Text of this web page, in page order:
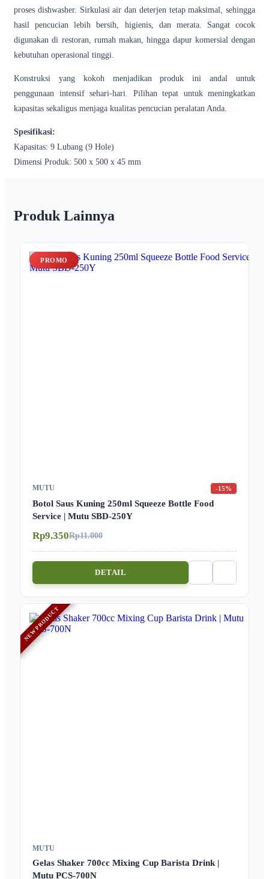
proses dishwasher. Sirkulasi air dan deterjen tetap maksimal, sehingga
hasil pencucian lebih bersih, higienis, dan merata. Sangat cocok
digunakan di restoran, rumah makan, hingga dapur komersial dengan
kebutuhan operasional tinggi.
Konstruksi yang kokoh menjadikan produk ini andal untuk
penggunaan intensif sehari-hari. Pilihan tepat untuk meningkatkan
kapasitas sekaligus menjaga kualitas pencucian peralatan Anda.
Spesifikasi:
Kapasitas: 9 Lubang (9 Hole)
Dimensi Produk: 500 x 500 x 45 mm
Produk Lainnya
PROMO
MUTU -15%
Botol Saus Kuning 250ml Squeeze Bottle Food
Service | Mutu SBD-250Y
Rp9.350Rp11.000
DETAIL
NEW PRODUCT
MUTU
Gelas Shaker 700cc Mixing Cup Barista Drink |
Mutu PCS-700N